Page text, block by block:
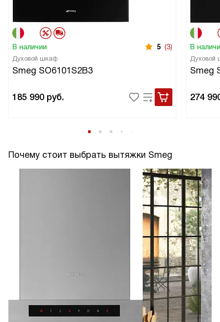
В наличии 5 (3)
Духовой шкаф
Smeg SO6101S2B3
185 990 руб.
В
Духовой
Smeg
274
Почему стоит выбрать вытяжки Smeg